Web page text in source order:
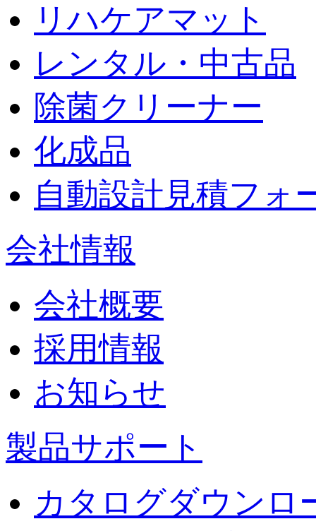
リハケアマット
レンタル・中古品
除菌クリーナー
化成品
自動設計見積フォ
会社情報
会社概要
採用情報
お知らせ
製品サポート
カタログダウンロ